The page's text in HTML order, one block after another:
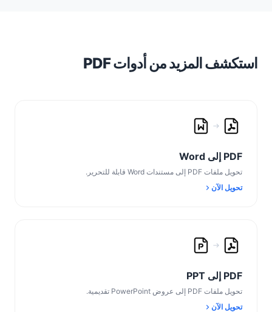
استكشف المزيد من أدوات PDF
PDF إلى Word
تحويل ملفات PDF إلى مستندات Word قابلة للتحرير.
تحويل الآن
PDF إلى PPT
تحويل ملفات PDF إلى عروض PowerPoint تقديمية.
تحويل الآن